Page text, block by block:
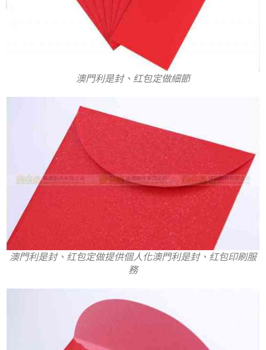
澳門利是封、红包定做細節
澳門利是封、红包定做提供個人化澳門利是封、红包印刷服
務